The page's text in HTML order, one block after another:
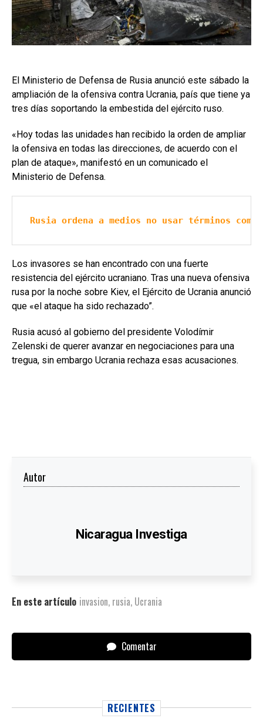
El Ministerio de Defensa de Rusia anunció este sábado la
ampliación de la ofensiva contra Ucrania, país que tiene ya
tres días soportando la embestida del ejército ruso.
«Hoy todas las unidades han recibido la orden de ampliar
la ofensiva en todas las direcciones, de acuerdo con el
plan de ataque», manifestó en un comunicado el
Ministerio de Defensa.
Rusia ordena a medios no usar términos
Los invasores se han encontrado con una fuerte
resistencia del ejército ucraniano. Tras una nueva ofensiva
rusa por la noche sobre Kiev, el Ejército de Ucrania anunció
que «el ataque ha sido rechazado”.
Rusia acusó al gobierno del presidente Volodímir
Zelenski de querer avanzar en negociaciones para una
tregua, sin embargo Ucrania rechaza esas acusaciones.
Autor
Nicaragua Investiga
En este artículo invasion, rusia, Ucrania
Comentar
RECIENTES